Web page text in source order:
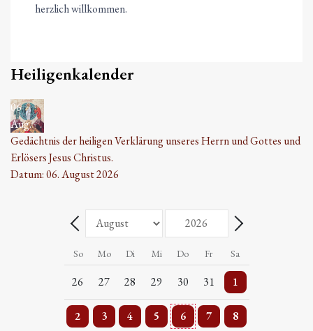
herzlich willkommen.
Heiligenkalender
06
Aug.
Gedächtnis der heiligen Verklärung unseres Herrn und Gottes und
Erlösers Jesus Christus.
Datum:06. August 2026
Zurück - Monat
Monat
Weiter - Monat
So Mo Di Mi Do Fr Sa
26
5 Veranstaltungen
27
Einzelne Veranstaltung
28
2 Veranstaltungen
29
Einzelne Veranstaltung
30
2 Veranstaltungen
31
Einzelne Veranstaltung
1
5 Veranstaltungen
2
4 Veranstaltungen
3
3 Veranstaltungen
4
3 Veranstaltungen
5
4 Veranstaltungen
6
4 Veranstaltungen
7
3 Veranstaltungen
8
5 Veranstaltungen